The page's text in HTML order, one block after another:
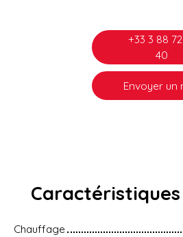
+33 3 88
40
Envoyer un
Caractéristiques
Chauffage